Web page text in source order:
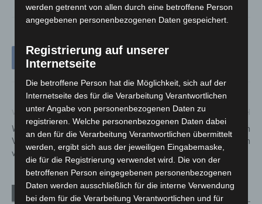
Vorheriger Artikel
Wegen Karfreitag:
Vorverlegungen und Ausfälle
von Märkten vor Ostern
Nächster Artikel
Fahrradcodierung in
Coronazeiten
Verwandte Artikel Mehr vom Autor
werden getrennt von allen durch eine betroffene Person
angegebenen personenbezogenen Daten gespeichert.
Registrierung auf unserer
Internetseite
Die betroffene Person hat die Möglichkeit, sich auf der
Internetseite des für die Verarbeitung Verantwortlichen
unter Angabe von personenbezogenen Daten zu
registrieren. Welche personenbezogenen Daten dabei
an den für die Verarbeitung Verantwortlichen übermittelt
werden, ergibt sich aus der jeweiligen Eingabemaske,
die für die Registrierung verwendet wird. Die von der
betroffenen Person eingegebenen personenbezogenen
Daten werden ausschließlich für die interne Verwendung
bei dem für die Verarbeitung Verantwortlichen und für